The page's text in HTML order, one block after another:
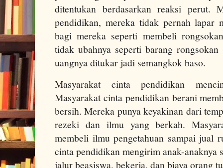
ditentukan berdasarkan reaksi perut.
pendidikan, mereka tidak pernah lapar
bagi mereka seperti membeli
tidak ubahnya seperti barang
uangnya ditukar jadi semangkok baso.
Masyarakat cinta pendidikan
Masyarakat cinta pendidikan berani
bersih. Mereka punya keyakinan dari
rezeki dan ilmu yang berkah.
membeli ilmu pengetahuan sampai jual
cinta pendidikan mengirim anak-anaknya
jalur beasiswa, bekerja, dan biaya orang